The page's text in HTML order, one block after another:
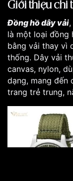
Giới thiệu chi
Đồng hồ dây vải
là một loại đồng
bằng vải thay vì
thống. Dây vải
canvas, nylon,
dạng, mang đến
trang trẻ trung,